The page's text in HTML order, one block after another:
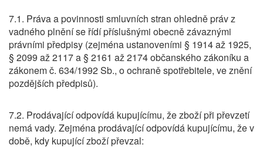
7.1. Práva a povinnosti smluvních stran ohledně práv z
vadného plnění se řídí příslušnými obecně závaznými
právními předpisy (zejména ustanoveními § 1914 až 1925,
§ 2099 až 2117 a § 2161 až 2174 občanského zákoníku a
zákonem č. 634/1992 Sb., o ochraně spotřebitele, ve znění
pozdějších předpisů).
7.2. Prodávající odpovídá kupujícímu, že zboží při převzetí
nemá vady. Zejména prodávající odpovídá kupujícímu, že v
době, kdy kupující zboží převzal: